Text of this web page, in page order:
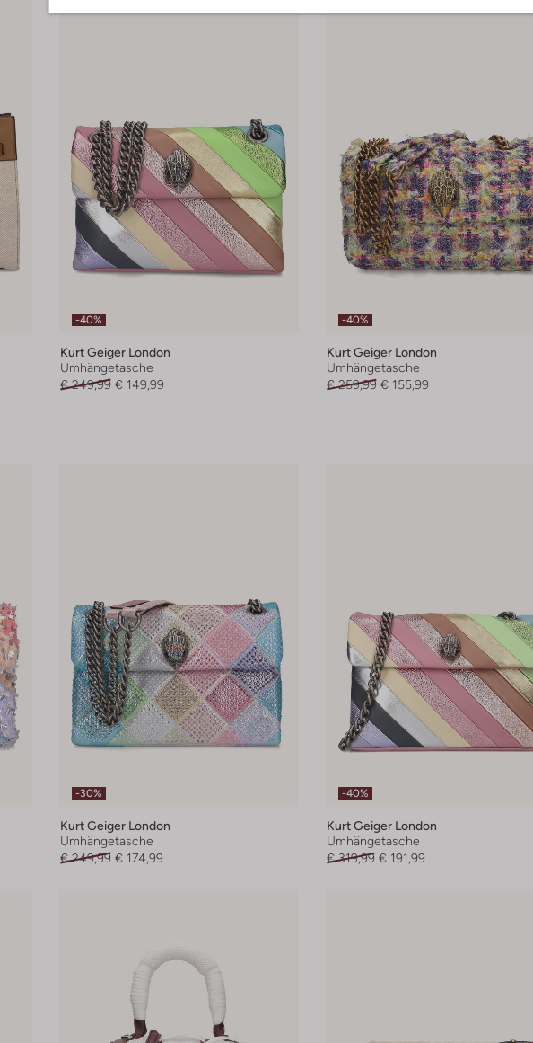
-40%
Kurt Geiger London
Umhängetasche
€ 249,99 € 149,99
-40%
Kurt Geiger London
Umhängetasche
€ 259,99 € 155,99
-30%
Kurt Geiger London
Umhängetasche
€ 249,99 € 174,99
-40%
Kurt Geiger London
Umhängetasche
€ 319,99 € 191,99